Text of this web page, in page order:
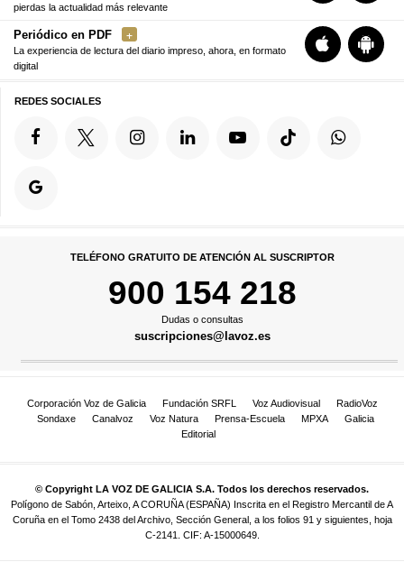
pierdas la actualidad más relevante
Periódico en PDF
La experiencia de lectura del diario impreso, ahora, en formato
digital
REDES SOCIALES
TELÉFONO GRATUITO DE ATENCIÓN AL SUSCRIPTOR
900 154 218
Dudas o consultas
suscripciones@lavoz.es
Corporación Voz de Galicia Fundación SRFL Voz Audiovisual
RadioVoz
Sondaxe
Canalvoz Voz Natura Prensa-Escuela MPXA
Galicia
Editorial
© Copyright LA VOZ DE GALICIA S.A. Todos los derechos reservados.
Polígono de Sabón, Arteixo, A CORUÑA (ESPAÑA) Inscrita en el Registro Mercantil de A
Coruña en el Tomo 2438 del Archivo, Sección General, a los folios 91 y siguientes, hoja
C-2141. CIF: A-15000649.